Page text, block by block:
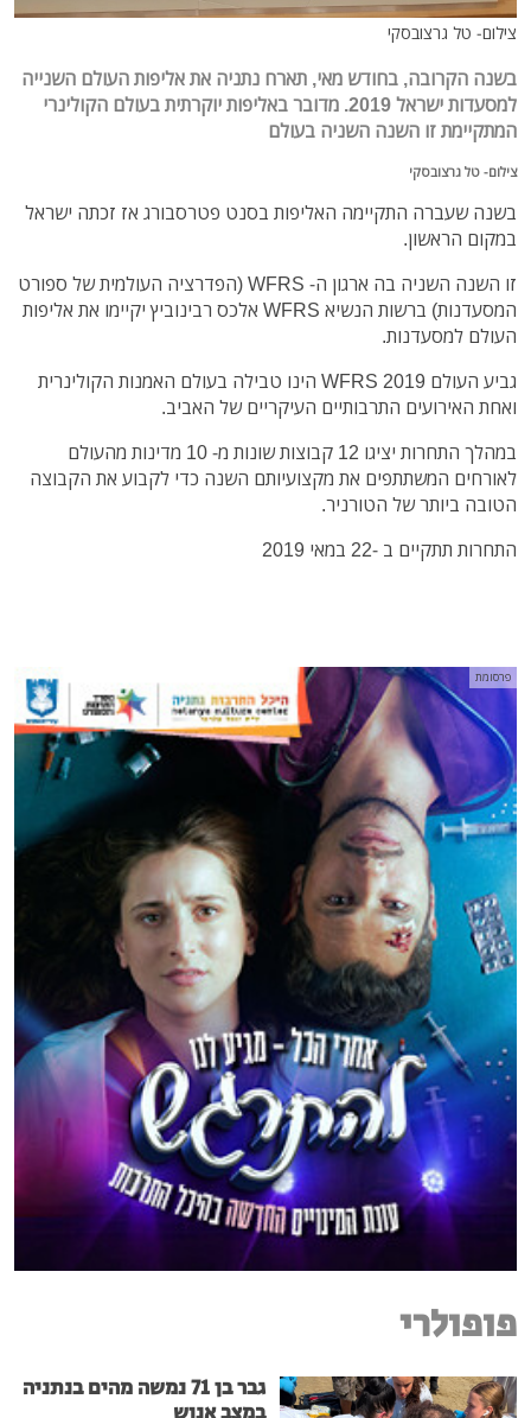
צילום- טל גרצובסקי
בשנה הקרובה, בחודש מאי, תארח נתניה את אליפות העולם השנייה
למסעדות ישראל 2019. מדובר באליפות יוקרתית בעולם הקולינרי
המתקיימת זו השנה השניה בעולם
צילום- טל גרצובסקי
בשנה שעברה התקיימה האליפות בסנט פטרסבורג אז זכתה ישראל
במקום הראשון.
זו השנה השניה בה ארגון ה- WFRS (הפדרציה העולמית של ספורט
המסעדנות) ברשות הנשיא WFRS אלכס רבינוביץ יקיימו את אליפות
העולם למסעדנות.
גביע העולם WFRS 2019 הינו טבילה בעולם האמנות הקולינרית
ואחת האירועים התרבותיים העיקריים של האביב.
במהלך התחרות יציגו 12 קבוצות שונות מ- 10 מדינות מהעולם
לאורחים המשתתפים את מקצועיותם השנה כדי לקבוע את הקבוצה
הטובה ביותר של הטורניר.
התחרות תתקיים ב -22 במאי 2019
פרסומת
פופולרי
גבר בן 71 נמשה מהים בנתניה